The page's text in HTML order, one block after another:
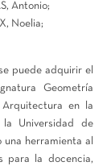
Antonio;
Noelia;
puede adquirir el
Geometría
en la
Universidad de
herramienta al
para la docencia,